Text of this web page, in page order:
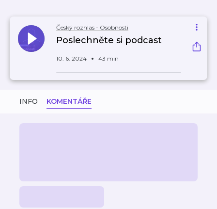
Český rozhlas - Osobnosti
Poslechněte si podcast
10. 6. 2024 43 min
INFO KOMENTÁŘE